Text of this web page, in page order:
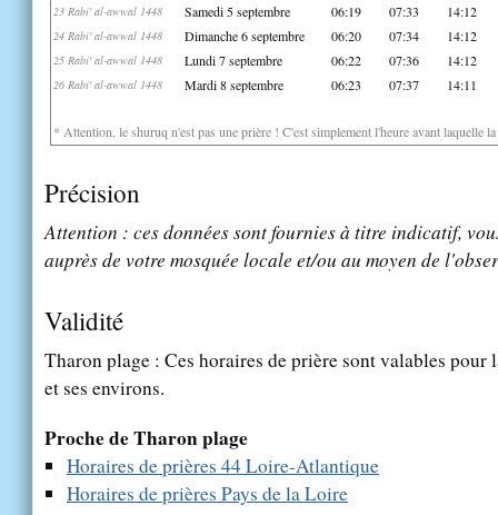
23 Rabi' al-awwal 1448 Samedi 5 septembre 06:19 07:33 14:12
24 Rabi' al-awwal 1448 Dimanche 6 septembre 06:20 07:34 14:12
25 Rabi' al-awwal 1448 Lundi 7 septembre 06:22 07:36 14:12
26 Rabi' al-awwal 1448 Mardi 8 septembre 06:23 07:37 14:11
* Attention, le shuruq n'est pas une prière ! C'est simplement l'heure avant laquelle
Précision
Attention : ces données sont fournies à titre indicatif,
auprès de votre mosquée locale et/ou au moyen de
Validité
Tharon plage : Ces horaires de prière sont valables
et ses environs.
Proche de Tharon plage
Horaires de prières 44 Loire-Atlantique
Horaires de prières Pays de la Loire